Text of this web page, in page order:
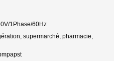
1Phase/60Hz
supermarché, pharmacie,